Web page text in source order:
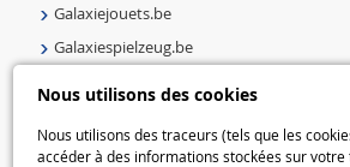
Nous utilisons des cookies
Nous utilisons des traceurs (tels que les
accéder à des informations stockées sur
Galaxiejouets.be
Galaxiespielzeug.be